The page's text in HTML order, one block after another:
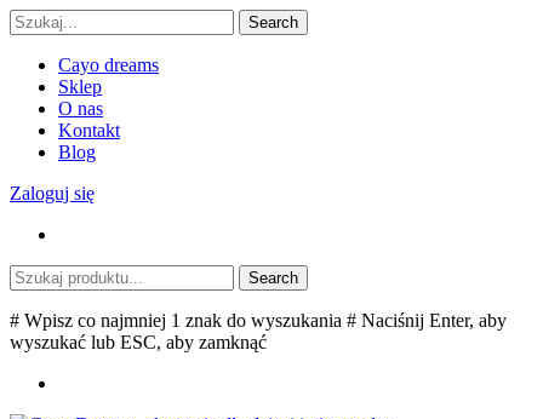
Search
Cayo dreams
Sklep
O nas
Kontakt
Blog
Zaloguj się
Search
# Wpisz co najmniej 1 znak do wyszukania # Naciśnij Enter, aby
wyszukać lub ESC, aby zamknąć